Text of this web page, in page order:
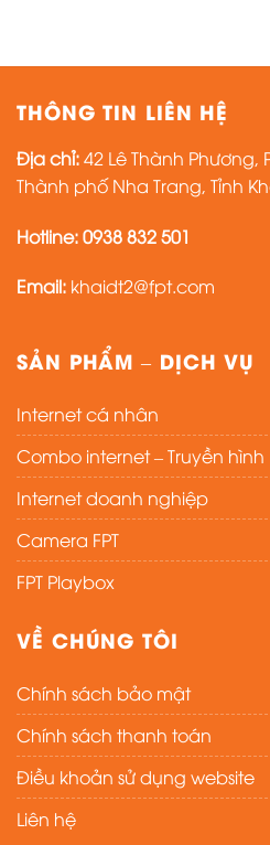
THÔNG TIN LIÊN HỆ
Địa chỉ:42 Lê Thành Phương,
Thành phố Nha Trang, Tỉnh
Hotline:0938 832 501
Email: khaidt2@fpt.com
SẢN PHẨM – DỊCH VỤ
Internet cá nhân
Combo internet – Truyền hình
Internet doanh nghiệp
Camera FPT
FPT Playbox
VỀ CHÚNG TÔI
Chính sách bảo mật
Chính sách thanh toán
Điều khoản sử dụng website
Liên hệ